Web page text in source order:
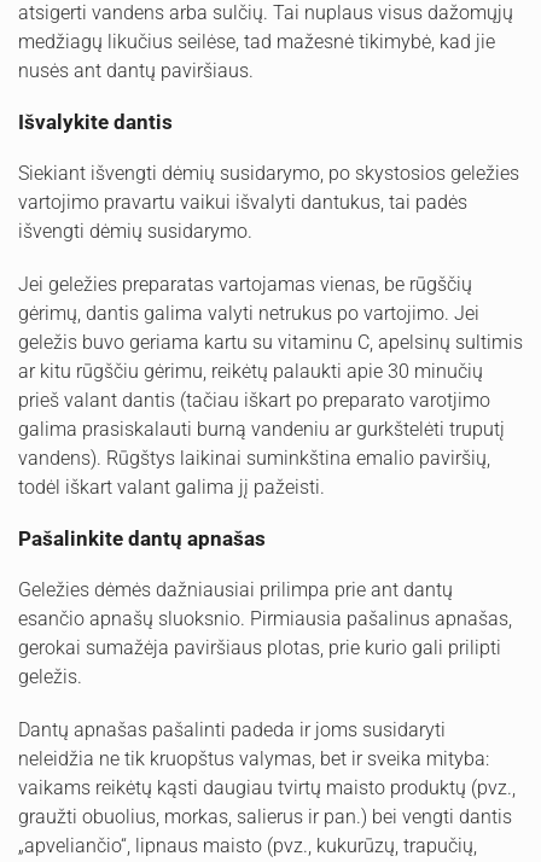
atsigerti vandens arba sulčių. Tai nuplaus visus dažomųjų
medžiagų likučius seilėse, tad mažesnė tikimybė, kad jie
nusės ant dantų paviršiaus.
Išvalykite dantis
Siekiant išvengti dėmių susidarymo, po skystosios geležies
vartojimo pravartu vaikui išvalyti dantukus, tai padės
išvengti dėmių susidarymo.
Jei geležies preparatas vartojamas vienas, be rūgščių
gėrimų, dantis galima valyti netrukus po vartojimo. Jei
geležis buvo geriama kartu su vitaminu C, apelsinų sultimis
ar kitu rūgščiu gėrimu, reikėtų palaukti apie 30 minučių
prieš valant dantis (tačiau iškart po preparato varotjimo
galima prasiskalauti burną vandeniu ar gurkštelėti truputį
vandens). Rūgštys laikinai suminkština emalio paviršių,
todėl iškart valant galima jį pažeisti.
Pašalinkite dantų apnašas
Geležies dėmės dažniausiai prilimpa prie ant dantų
esančio apnašų sluoksnio. Pirmiausia pašalinus apnašas,
gerokai sumažėja paviršiaus plotas, prie kurio gali prilipti
geležis.
Dantų apnašas pašalinti padeda ir joms susidaryti
neleidžia ne tik kruopštus valymas, bet ir sveika mityba:
vaikams reikėtų kąsti daugiau tvirtų maisto produktų (pvz.,
graužti obuolius, morkas, salierus ir pan.) bei vengti dantis
„apveliančio“, lipnaus maisto (pvz., kukurūzų, trapučių,